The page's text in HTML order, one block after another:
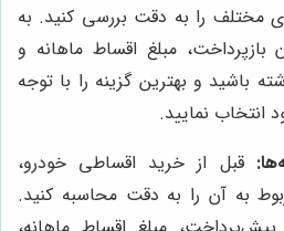
را به دقت بررسی کنید. به
مبلغ اقساط ماهانه و
باشید و بهترین گزینه را با توجه
انتخاب نمایید.
قبل از خرید اقساطی خودرو،
به آن را به دقت محاسبه کنید.